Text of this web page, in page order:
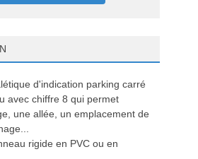
d'indication parking carré
avec chiffre 8 qui permet
une allée, un emplacement de
rigide en PVC ou en